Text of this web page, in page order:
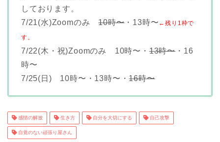
しております。
7/21(水)Zoomのみ10時〜・13時〜 ←残り1枠で
す。
7/22(木・祝)Zoomのみ 10時〜・13時〜 ・16
時〜
7/25(日) 10時〜・13時〜・16時〜
感情の解放 生き方 自分を大切にする 自己攻撃
自覚のない頑張り屋さん